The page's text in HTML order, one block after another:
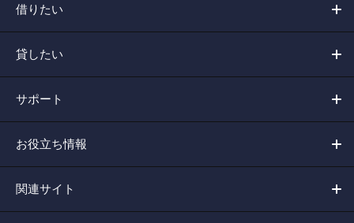
借りたい
貸したい
サポート
お役立ち情報
関連サイト